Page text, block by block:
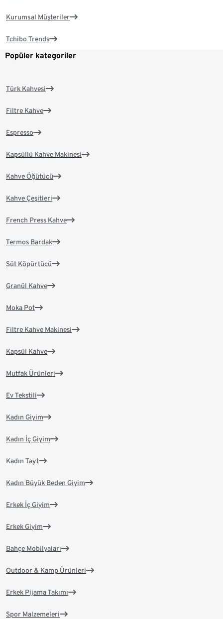
Kurumsal Müşteriler
Tchibo Trends
Popüler kategoriler
Türk Kahvesi
Filtre Kahve
Espresso
Kapsüllü Kahve Makinesi
Kahve Öğütücü
Kahve Çeşitleri
French Press Kahve
Termos Bardak
Süt Köpürtücü
Granül Kahve
Moka Pot
Filtre Kahve Makinesi
Kapsül Kahve
Mutfak Ürünleri
Ev Tekstili
Kadın Giyim
Kadın İç Giyim
Kadın Tayt
Kadın Büyük Beden Giyim
Erkek İç Giyim
Erkek Giyim
Bahçe Mobilyaları
Outdoor & Kamp Ürünleri
Erkek Pijama Takımı
Spor Malzemeleri